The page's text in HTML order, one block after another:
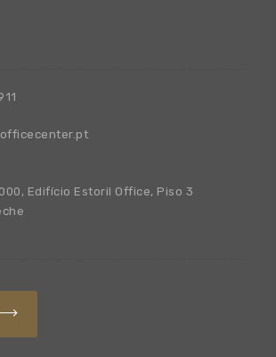
Edifício Estoril Office, Piso 3